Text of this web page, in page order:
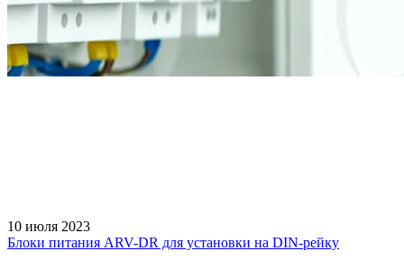
10 июля 2023
Блоки питания ARV-DR для установки на DIN-рейку